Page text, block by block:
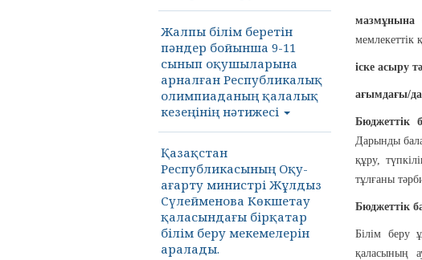
Жалпы білім беретін
пәндер бойынша 9-11
сынып оқушыларына
арналған Республикалық
олимпиаданың қалалық
кезеңінің нәтижесі
Қазақстан
Республикасының Оқу-
ағарту министрі Жұлдыз
Сүлейменова Көкшетау
қаласындағы бірқатар
білім беру мекемелерін
аралады.
мазмұнына
мемлекеттік
іске асыру
ағымдағы/
Бюджеттік
Дарынды
құру,
тұлғаны
Бюджеттік
Білім беру
қаласының